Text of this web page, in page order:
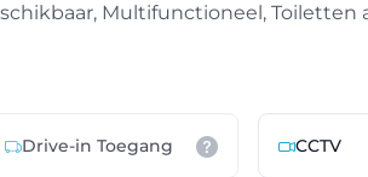
Multifunctioneel, Toiletten
Drive-in Toegang CCTV